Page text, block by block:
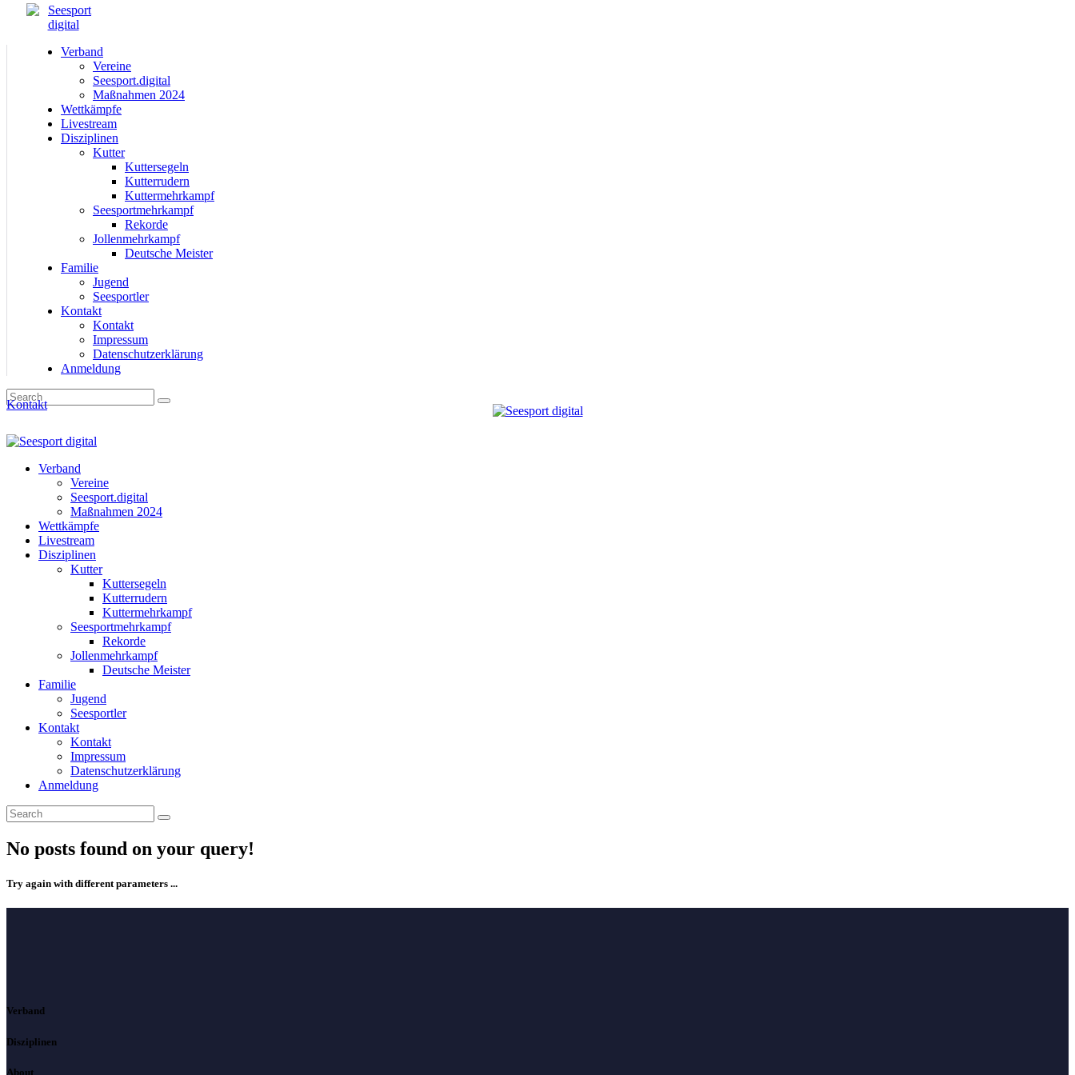
Verband
Vereine
Seesport.digital
Maßnahmen 2024
Wettkämpfe
Livestream
Disziplinen
Kutter
Kuttersegeln
Kutterrudern
Kuttermehrkampf
Seesportmehrkampf
Rekorde
Jollenmehrkampf
Deutsche Meister
Familie
Jugend
Seesportler
Kontakt
Kontakt
Impressum
Datenschutzerklärung
Anmeldung
Kontakt
Verband
Vereine
Seesport.digital
Maßnahmen 2024
Wettkämpfe
Livestream
Disziplinen
Kutter
Kuttersegeln
Kutterrudern
Kuttermehrkampf
Seesportmehrkampf
Rekorde
Jollenmehrkampf
Deutsche Meister
Familie
Jugend
Seesportler
Kontakt
Kontakt
Impressum
Datenschutzerklärung
Anmeldung
No posts found on your query!
Try again with different parameters ...
Verband
Disziplinen
About